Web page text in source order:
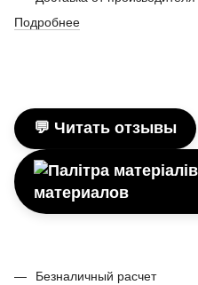
Подробнее
💬 Читать отзывы
материалов
Безналичный расчет